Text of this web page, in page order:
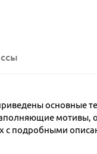
основные
мотивы,
с подробными